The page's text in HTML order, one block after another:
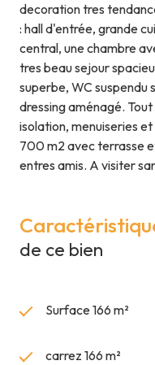
decoration tres
: hall d'entrée, grande
central, une chambre
tres beau sejour
superbe, WC suspendu
dressing aménagé.
isolation, menuiseries
700 m2 avec terrasse
entres amis. A visiter
de ce bien
Surface 166 m²
carrez 166 m²